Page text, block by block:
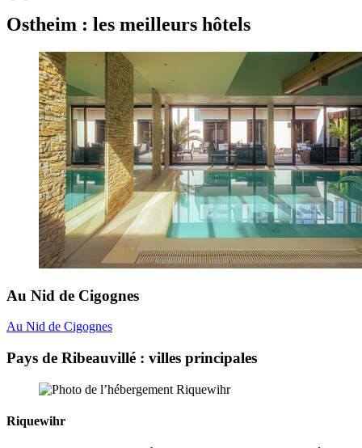
Ostheim : les meilleurs hôtels
Au Nid de Cigognes
Au Nid de Cigognes
Pays de Ribeauvillé : villes principales
Riquewihr